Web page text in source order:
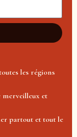
les régions
merveilleux et
partout et tout le